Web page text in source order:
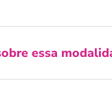
essa